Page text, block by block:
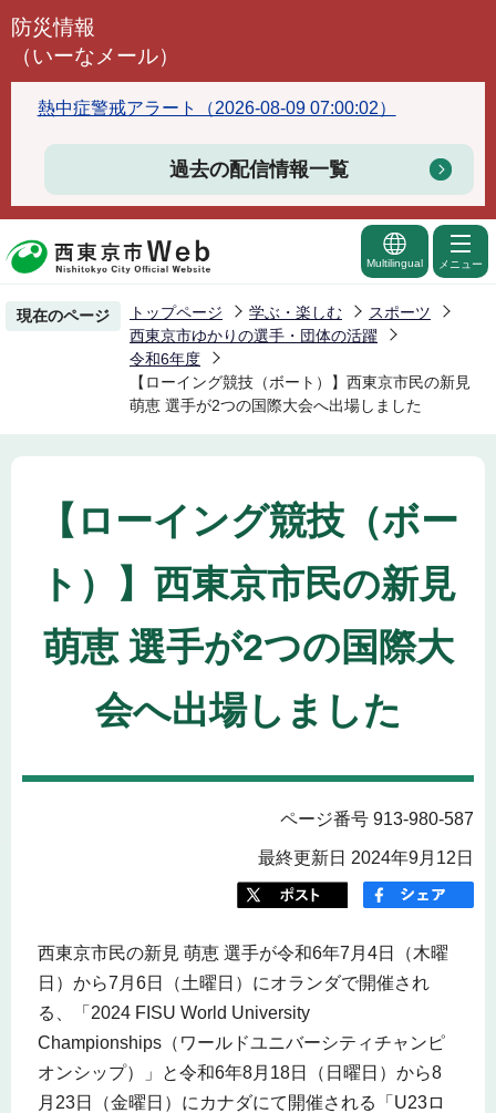
こ
頭
で
防災情報
（いーなメール）
熱中症警戒アラート（2026-08-09 07:00:02）
過去の配信情報一覧
Multilingual メニュー
現在のページ トップページ 学ぶ・楽しむ
スポーツ
西東京市ゆかりの選手・団体の活躍
令和6年度
【ローイング競技（ボート）】西東京市民の新見
萌恵 選手が2つの国際大会へ出場しました
【ローイング競技（ボー
ト）】西東京市民の新見
萌恵 選手が2つの国際大
会へ出場しました
ページ番号 913-980-587
最終更新日 2024年9月12日
西東京市民の新見 萌恵 選手が令和6年7月4日（木曜
日）から7月6日（土曜日）にオランダで開催され
る、「2024 FISU World University
Championships（ワールドユニバーシティチャンピ
オンシップ）」と令和6年8月18日（日曜日）から8
月23日（金曜日）にカナダにて開催される「U23ロ